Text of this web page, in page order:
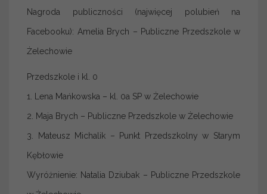
Nagroda publiczności (najwięcej polubień na
Facebooku): Amelia Brych – Publiczne Przedszkole w
Żelechowie
Przedszkole i kl. 0
1. Lena Mańkowska – kl. 0a SP w Żelechowie
2. Maja Brych – Publiczne Przedszkole w Żelechowie
3. Mateusz Michalik – Punkt Przedszkolny w Starym
Kębłowie
Wyróżnienie: Natalia Dziubak – Publiczne Przedszkole